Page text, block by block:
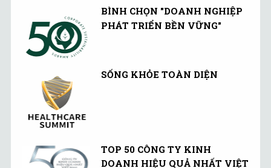
BÌNH CHỌN "DOANH NGHIỆP
PHÁT TRIỂN BỀN VỮNG"
SỐNG KHỎE TOÀN DIỆN
TOP 50 CÔNG TY KINH
DOANH HIỆU QUẢ NHẤT VIỆT